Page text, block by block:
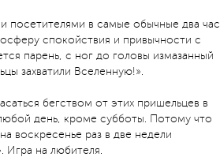
в самые обычные два
спокойствия и привычности с
парень, с ног до головы измазанный
захватили Вселенную!».
бегством от этих пришельцев в
день, кроме субботы. Потому что
воскресенье раз в две недели
Игра на любителя.